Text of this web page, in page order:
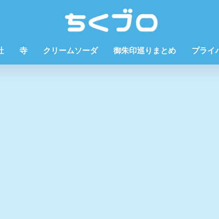
寺 クリームソーダ 御朱印巡りまとめ プライ